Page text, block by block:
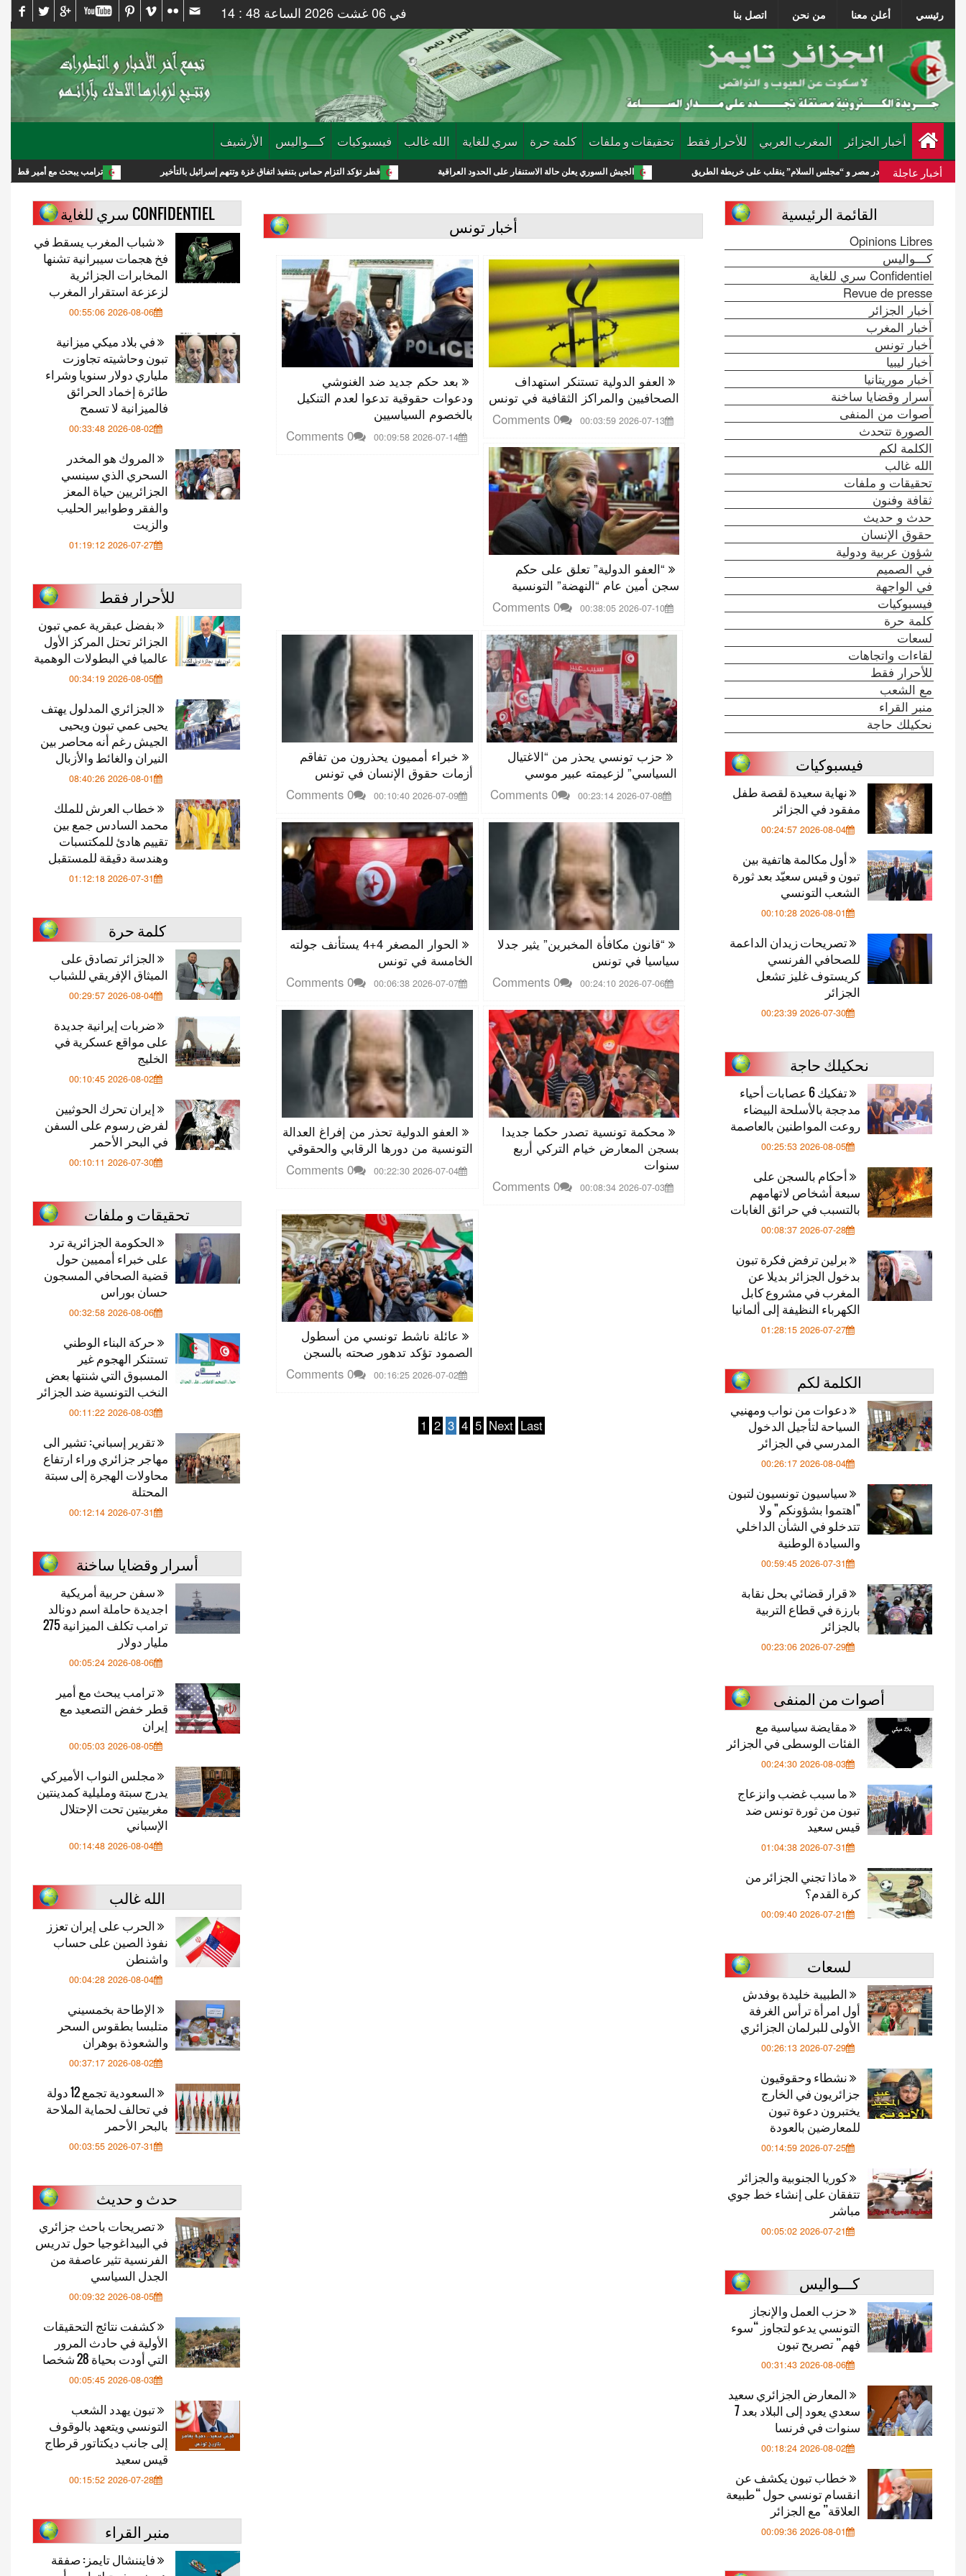
رئيسي أعلن معنا من نحن اتصل بنا في 06 غشت 2026 الساعة 48 : 14
أخبار الجزائر المغرب العربي للأحرار فقط تحقيقات و ملفات كلمة حرة سري للغاية الله غالب فيسبوكيات كـــواليس الأرشيف
أخبار عاجلة ترامب يبحث مع أمير قطر خفض التصعيد مع قطر تؤكد التزام حماس بتنفيذ اتفاق غزة وتتهم إسرائيل بالتأخير الجيش السوري يعلن حالة الاستنفار على الحدود العراقية يغادر مصر و “مجلس السلام” ينقلب على خريطة الطريق
CONFIDENTIEL سري للغاية
شباب المغرب يسقط في
فخ هجمات سيبرانية تشنها
المخابرات الجزائرية
لزعزعة استقرار المغرب
2026-08-06 00:55:06
في بلاد ميكي ميزانية
تبون وحاشيته تجاوزت
ملياري دولار سنويا وشراء
طائرة إخماد الحرائق
فالميزانية لا تسمح
2026-08-02 00:33:48
المروك هو المخدر
السحري الذي سينسي
الجزائريين حياة المعز
والفقر وطوابير الحليب
والزيت
2026-07-27 01:19:12
للأحرار فقط
بفضل عبقرية عمي تبون
الجزائر تحتل المركز الأول
عالميا في البطولات الوهمية
2026-08-05 00:34:19
الجزائري المدلول يهتف
يحيى عمي تبون ويحيى
الجيش رغم أنه محاصر بين
النيران والغائط والأزبال
2026-08-01 08:40:26
خطاب العرش للملك
محمد السادس جمع بين
تقييم هادئ للمكتسبات
وهندسة دقيقة للمستقبل
2026-07-31 01:12:18
كلمة حرة
الجزائر تصادق على
الميثاق الإفريقي للشباب
2026-08-04 00:29:57
ضربات إيرانية جديدة
على مواقع عسكرية في
الخليج
2026-08-02 00:10:45
إيران تحرك الحوثيين
لفرض رسوم على السفن
في البحر الأحمر
2026-07-30 00:10:11
تحقيقات و ملفات
الحكومة الجزائرية ترد
على خبراء أمميين حول
قضية الصحافي المسجون
حسان بوراس
2026-08-06 00:32:58
حركة البناء الوطني
تستنكر الهجوم غير
المسبوق التي شنتها بعض
النخب التونسية ضد الجزائر
2026-08-03 00:11:22
تقرير إسباني: تشير الى
مهاجر جزائري وراء ارتفاع
محاولات الهجرة إلى سبتة
المحتلة
2026-07-31 00:12:14
أسرار وقضايا ساخنة
سفن حربية أمريكية
اجديدة حاملة اسم دونالد
ترامب تكلف الميزانية 275
مليار دولار
2026-08-06 00:05:24
ترامب يبحث مع أمير
قطر خفض التصعيد مع
إيران
2026-08-05 00:05:03
مجلس النواب الأميركي
يدرج سبتة ومليلية كمدينتين
مغربيتين تحت الإحتلال
الإسباني
2026-08-04 00:14:48
الله غالب
الحرب على إيران تعزز
نفوذ الصين على حساب
واشنطن
2026-08-04 00:04:28
الإطاحة بخمسيني
متلبسا بطقوس السحر
والشعوذة بوهران
2026-08-02 00:37:17
السعودية تجمع 12 دولة
في تحالف لحماية الملاحة
بالبحر الأحمر
2026-07-31 00:03:55
حدث و حديث
تصريحات باحث جزائري
في البيداغوجيا حول تدريس
الفرنسية تثير عاصفة من
الجدل السياسي
2026-08-05 00:09:32
كشفت نتائج التحقيقات
الأولية في حادث المرور
التي أودت بحياة 28 شخصا
2026-08-03 00:05:45
تبون يهدد الشعب
التونسي ويتعهد بالوقوف
إلى جانب ديكتاتور قرطاج
قيس سعيد
2026-07-28 00:15:52
منبر القراء
فايننشال تايمز: صفقة
أخبار تونس
بعد حكم جديد ضد الغنوشي
ودعوات حقوقية تدعوا لعدم التنكيل
بالخصوم السياسيين
2026-07-14 00:09:58
0 Comments
العفو الدولية تستنكر استهداف
الصحافيين والمراكز الثقافية في تونس
2026-07-13 00:03:59
0 Comments
“العفو الدولية” تعلق على حكم
سجن أمين عام “النهضة” التونسية
2026-07-10 00:38:05
0 Comments
خبراء أمميون يحذرون من تفاقم
أزمات حقوق الإنسان في تونس
2026-07-09 00:10:40
0 Comments
حزب تونسي يحذر من “الاغتيال
السياسي” لزعيمته عبير موسي
2026-07-08 00:23:14
0 Comments
الحوار المصغر 4+4 يستأنف جولته
الخامسة في تونس
2026-07-07 00:06:38
0 Comments
“قانون مكافأة المخبرين” يثير جدلا
سياسيا في تونس
2026-07-06 00:24:10
0 Comments
العفو الدولية تحذر من إفراغ العدالة
التونسية من دورها الرقابي والحقوقي
2026-07-04 00:22:30
0 Comments
محكمة تونسية تصدر حكما جديدا
بسجن المعارض خيام التركي أربع
سنوات
2026-07-03 00:08:34
0 Comments
عائلة ناشط تونسي من أسطول
الصمود تؤكد تدهور صحته بالسجن
2026-07-02 00:16:25
0 Comments
1 2 3 4 5 Next Last
القائمة الرئيسية
Opinions Libres
كـــواليس
Confidentiel سري للغاية
Revue de presse
أخبار الجزائر
أخبار المغرب
أخبار تونس
أخبار ليبيا
أخبار موريتانيا
أسرار وقضايا ساخنة
أصوات من المنفى
الصورة تتحدث
الكلمة لكم
الله غالب
تحقيقات و ملفات
ثقافة وفنون
حدث و حديث
حقوق الإنسان
شؤون عربية ودولية
في الصميم
في الواجهة
فيسبوكيات
كلمة حرة
لسعات
لقاءات واتجاهات
للأحرار فقط
مع الشعب
منبر القراء
نحكيلك حاجة
فيسبوكيات
نهاية سعيدة لقصة طفل
مفقود في الجزائر
2026-08-04 00:24:57
أول مكالمة هاتفية بين
تبون و قيس سعيّد بعد ثورة
الشعب التونسي
2026-08-01 00:10:28
تصريحات زيدان الداعمة
للصحافي الفرنسي
كريستوف غليز تشعل
الجزائر
2026-07-30 00:23:39
نحكيلك حاجة
تفكيك 6 عصابات أحياء
مدججة بالأسلحة البيضاء
روعت المواطنين بالعاصمة
2026-08-05 00:25:53
أحكام بالسجن على
سبعة أشخاص لاتهامهم
بالتسبب في حرائق الغابات
2026-07-28 00:08:37
برلين ترفض فكرة تبون
بدخول الجزائر بديلا عن
المغرب في مشروع كابل
الكهرباء النظيفة إلى ألمانيا
2026-07-27 01:28:15
الكلمة لكم
دعوات من نواب ومهنيي
السياحة لتأجيل الدخول
المدرسي في الجزائر
2026-08-04 00:26:17
سياسيون تونسيون لتبون
"اهتموا بشؤونكم" ولا
تتدخلو في الشأن الداخلي
والسيادة الوطنية
2026-07-31 00:59:45
قرار قضائي بحل نقابة
بارزة في قطاع التربية
بالجزائر
2026-07-29 00:23:06
أصوات من المنفى
مقايضة سياسية مع
الفئات الوسطى في الجزائر
2026-08-03 00:24:30
ما سبب غضب وانزعاج
تبون من ثورة تونس ضد
قيس سعيد
2026-07-31 01:04:38
ماذا تجني الجزائر من
كرة القدم؟
2026-07-21 00:09:40
لسعات
الطبيبة خليدة بوفدش
أول امرأة ترأس الغرفة
الأولى للبرلمان الجزائري
2026-07-29 00:26:13
نشطاء وحقوقيون
جزائريون في الخارج
يختبرون دعوة تبون
للمعارضين بالعودة
2026-07-25 00:14:59
كوريا الجنوبية والجزائر
تتفقان على إنشاء خط جوي
مباشر
2026-07-21 00:05:02
كـــواليس
حزب العمل والإنجاز
التونسي يدعو لتجاوز “سوء
فهم” تصريح تبون
2026-08-06 00:31:43
المعارض الجزائري سعيد
سعدي يعود إلى البلاد بعد 7
سنوات في فرنسا
2026-08-02 00:18:24
خطاب تبون يكشف عن
انقسام تونسي حول “طبيعة
العلاقة” مع الجزائر
2026-08-01 00:09:36